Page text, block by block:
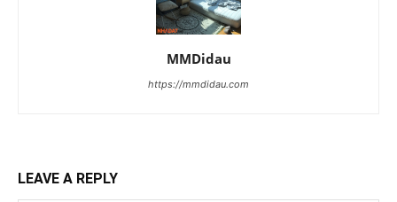
MMDidau
https://mmdidau.com
LEAVE A REPLY